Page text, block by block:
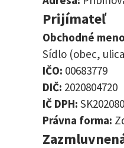
Prijímateľ
Obchodné
Sídlo (obec,
IČO: 00683779
DIČ: 2020804720
IČ DPH:
Právna forma: